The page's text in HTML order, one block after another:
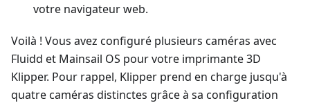
votre navigateur web.
Voilà ! Vous avez configuré plusieurs caméras avec
Fluidd et Mainsail OS pour votre imprimante 3D
Klipper. Pour rappel, Klipper prend en charge jusqu'à
quatre caméras distinctes grâce à sa configuration